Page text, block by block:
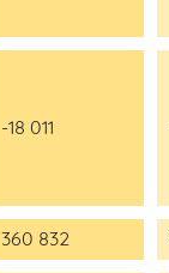
-18 011
360 832